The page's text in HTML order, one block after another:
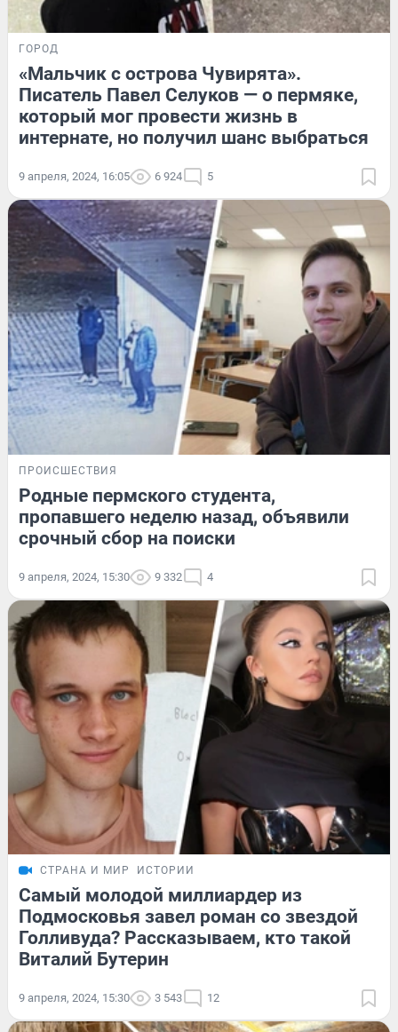
ГОРОД
«Мальчик с острова Чувирята».
Писатель Павел Селуков — о пермяке,
который мог провести жизнь в
интернате, но получил шанс выбраться
9 апреля, 2024, 16:05 6 924 5
ПРОИСШЕСТВИЯ
Родные пермского студента,
пропавшего неделю назад, объявили
срочный сбор на поиски
9 апреля, 2024, 15:30 9 332 4
СТРАНА И МИР ИСТОРИИ
Самый молодой миллиардер из
Подмосковья завел роман со звездой
Голливуда? Рассказываем, кто такой
Виталий Бутерин
9 апреля, 2024, 15:30 3 543 12